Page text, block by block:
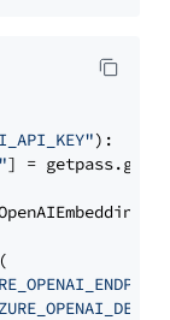
):
] =